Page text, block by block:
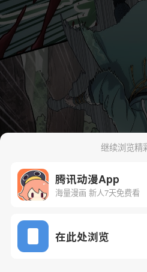
继续浏览精
腾讯动漫App
海量漫画 新人7天免费看
在此处浏览